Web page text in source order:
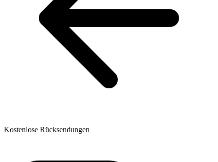
Kostenlose Rücksendungen